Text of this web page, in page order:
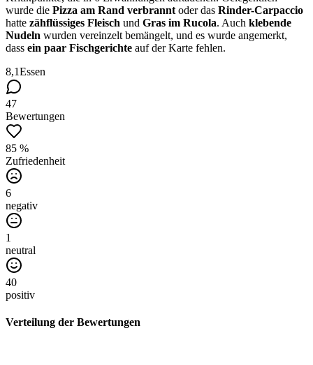
wurde die Pizza am Rand verbrannt oder das Rinder-Carpaccio
hatte zähflüssiges Fleisch und Gras im Rucola. Auch klebende
Nudeln wurden vereinzelt bemängelt, und es wurde angemerkt,
dass ein paar Fischgerichte auf der Karte fehlen.
8,1Essen
47
Bewertungen
85 %
Zufriedenheit
6
negativ
1
neutral
40
positiv
Verteilung der Bewertungen